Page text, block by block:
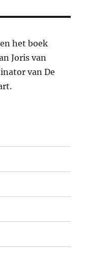
het boek
Joris van
van De